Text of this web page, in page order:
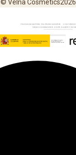
© Velna Cosmetics2026